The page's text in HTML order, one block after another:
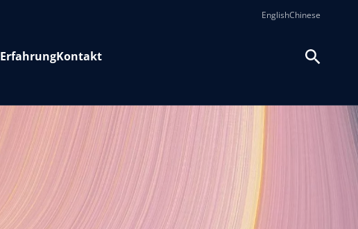
EnglishChinese
ErfahrungKontakt